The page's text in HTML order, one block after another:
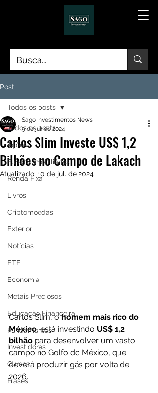
Post
Todos os posts
Ações
Fundos Imobiliários
Renda Fixa
Livros
Criptomoedas
Exterior
Notícias
ETF
Economia
Metais Preciosos
Educação Financeira
Fundamentos
Investidores
Cursos
Frases
Todos os posts
Carlos Slim Investe US$ 1,2
Bilhões no Campo de Lakach
Sago Investimentos News
9 de jul. de 2024
Atualizado: 10 de jul. de 2024
Carlos Slim, o homem mais rico do
México, está investindo US$ 1,2
bilhão para desenvolver um vasto
campo no Golfo do México, que
deverá produzir gás por volta de
2026.